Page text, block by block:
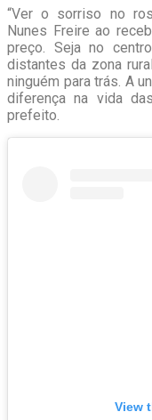
“Ver o sorriso no
Nunes Freire ao
preço. Seja no
distantes da zona
ninguém para trás. A
diferença na vida
prefeito.
View